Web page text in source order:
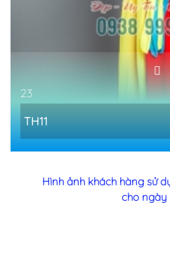
23
TH11
Hình ảnh khách hàng sử
cho ngày